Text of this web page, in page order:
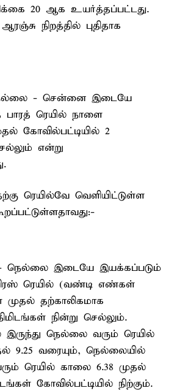
20 ஆக உயர்த்தப்பட்டது.
நிறத்தில் புதிதாக
- சென்னை இடையே
ரெயில் நாளை
கோவில்பட்டியில் 2
என்று
ரெயில்வே வெளியிட்டுள்ள
நெல்லை இடையே இயக்கப்படும்
ரெயில் (வண்டி எண்கள்
முதல் தற்காலிகமாக
நின்று செல்லும்.
இருந்து நெல்லை வரும் ரெயில்
9.25 வரையும், நெல்லையில்
ரெயில் காலை 6.38 முதல்
கோவில்பட்டியில் நிற்கும்.